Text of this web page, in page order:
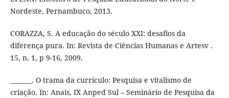
Nordeste, Pernambuco, 2013.
CORAZZA, S. A educação do século XXI: desafios da
diferença pura. In: Revista de Ciências Humanas e Artesv .
15, n. 1, p 9-16, 2009.
_______. O trama da currículo: Pesquisa e vitalismo de
criação. In: Anais, IX Anped Sul – Seminário de Pesquisa da